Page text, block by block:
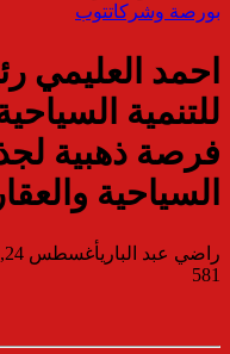
بورصة وشركاتتوب
احمد
للتنمية
فرصة ذهبية
السياحية
راضي عبد الباريأغسطس 24, 2019
581